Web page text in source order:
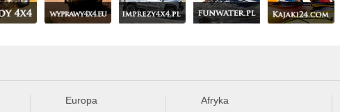
Europa Afryka